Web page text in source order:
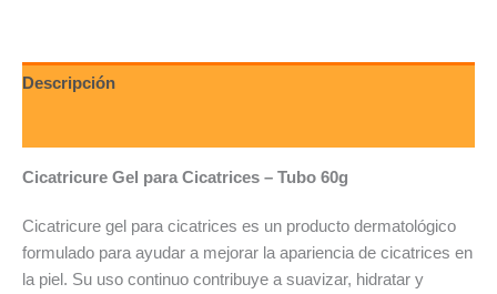
Descripción
Cicatricure Gel para Cicatrices – Tubo 60g
Cicatricure gel para cicatrices es un producto dermatológico
formulado para ayudar a mejorar la apariencia de cicatrices en
la piel. Su uso continuo contribuye a suavizar, hidratar y